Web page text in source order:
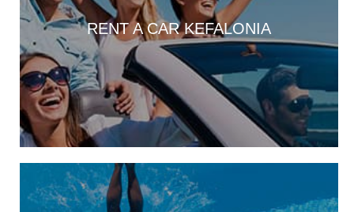
17:21
Λαϊκή Συσπείρωση: «Η φωτιά στη Λαγκάδα καίει εδώ και 13
μήνες – Άμεση παρέμβαση τώρα»
17:11
Προσοχή σε νέα ηλεκτρονική απάτη, με δήθεν email από τον e-
ΕΦΚΑ
16:52
Προβλήματα στην υδροδότηση της Σκάλας
Με κάθε επισημότητα ο εορτασμός της Μεταμόρφωσης του
Σωτήρος στον Πόρο [εικόνες +βίντεο]
RENT A CAR KEFALONIA